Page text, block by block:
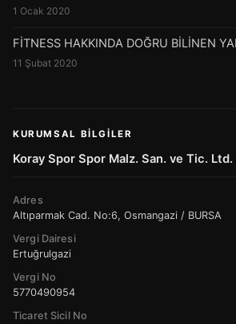
1 Ocak 2020
FİTNESS HAKKINDA DOĞRU BİLİNEN
11 Şubat 2020
KURUMSAL BILGILER
Koray Spor Spor Malz. San. ve Tic. Ltd.
Adres
Altıparmak Cad. No:6, Osmangazi / BURSA
Vergi Dairesi
Ertuğrulgazi
Vergi No
5770490954
Ticaret Sicil No